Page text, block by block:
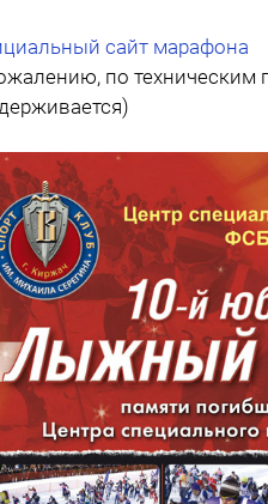
сайт марафона
по техническим